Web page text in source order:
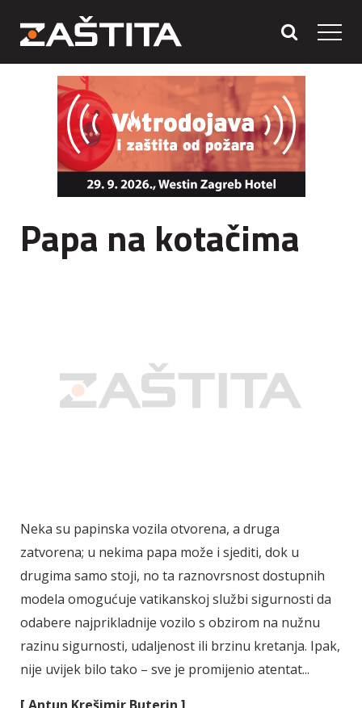
Papa na kotačima
Neka su papinska vozila otvorena, a druga
zatvorena; u nekima papa može i sjediti, dok u
drugima samo stoji, no ta raznovrsnost dostupnih
modela omogućuje vatikanskoj službi sigurnosti da
odabere najprikladnije vozilo s obzirom na nužnu
razinu sigurnosti, udaljenost ili brzinu kretanja. Ipak,
nije uvijek bilo tako – sve je promijenio atentat...